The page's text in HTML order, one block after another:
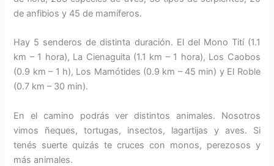
de anfibios y 45 de mamíferos.
Hay 5 senderos de distinta duración. El del Mono Tití (1.1
km – 1 hora), La Cienaguita (1.1 km – 1 hora), Los Caobos
(0.9 km – 1 h), Los Mamótides (0.9 km – 45 min) y El Roble
(0.7 km – 30 min).
En el camino podrás ver distintos animales. Nosotros
vimos ñeques, tortugas, insectos, lagartijas y aves. Si
tenés suerte quizás te cruces con monos, perezosos y
más animales.